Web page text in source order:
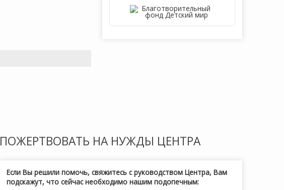
ПОЖЕРТВОВАТЬ НА НУЖДЫ ЦЕНТРА
Если Вы решили помочь, свяжитесь с руководством Центра, Вам
подскажут, что сейчас необходимо нашим подопечным: